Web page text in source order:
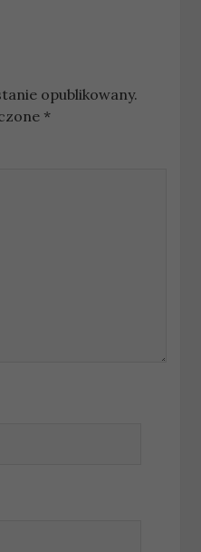
opublikowany.
*